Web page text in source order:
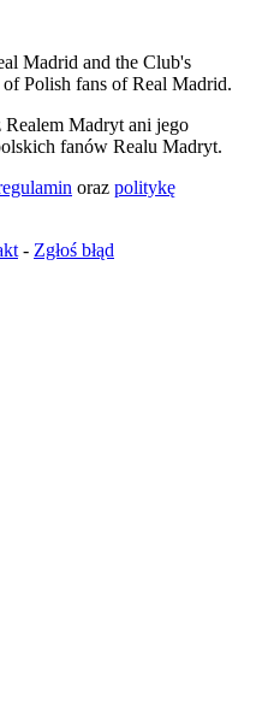
Madrid and the Club's
Polish fans of Real Madrid.
Madryt ani jego
fanów Realu Madryt.
oraz politykę
- Zgłoś błąd